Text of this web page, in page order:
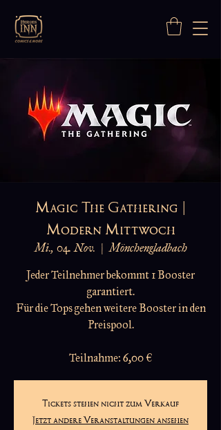
Magic The Gathering |
Modern Mittwoch
Mi., 04. Nov.
  |
Mönchengladbach
Jeder Teilnehmer bekommt 1 Booster
garantiert.
Für die Tops gehen weitere Booster in den
Preispool.
Teilnahme: 6,00 €
Tickets stehen nicht zum Verkauf
Jetzt andere Veranstaltungen ansehen